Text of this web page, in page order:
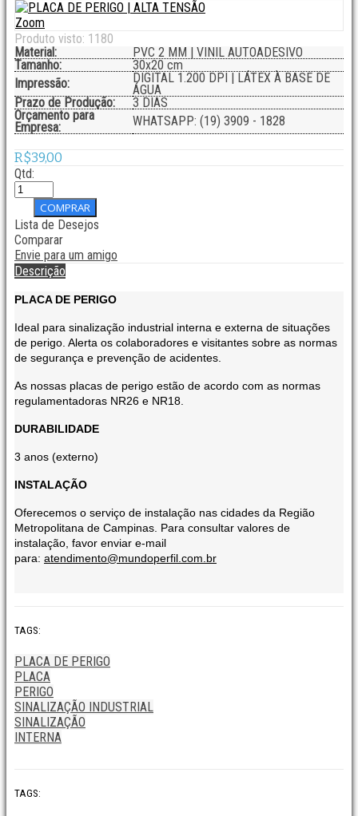
Zoom
Produto visto: 1180
Material:
PVC 2 MM | VINIL AUTOADESIVO
Tamanho:
30x20 cm
Impressão:
DIGITAL 1.200 DPI | LÁTEX À BASE DE
ÁGUA
Prazo de Produção:
3 DIAS
Orçamento para
Empresa: WHATSAPP: (19) 3909 - 1828
R$39,00
Qtd:
Lista de Desejos
Comparar
Envie para um amigo
Descrição
PLACA DE PERIGO
Ideal para sinalização industrial interna e externa de situações
de perigo. Alerta os colaboradores e visitantes sobre as normas
de segurança e prevenção de acidentes.
As nossas placas de perigo estão de acordo com as normas
regulamentadoras NR26 e NR18.
DURABILIDADE
3 anos (externo)
INSTALAÇÃO
Oferecemos o serviço de instalação nas cidades da Região
Metropolitana de Campinas. Para consultar valores de
instalação, favor enviar e-mail
para: atendimento@mundoperfil.com.br
TAGS:
PLACA DE PERIGO
PLACA
PERIGO
SINALIZAÇÃO INDUSTRIAL
SINALIZAÇÃO
INTERNA
TAGS: